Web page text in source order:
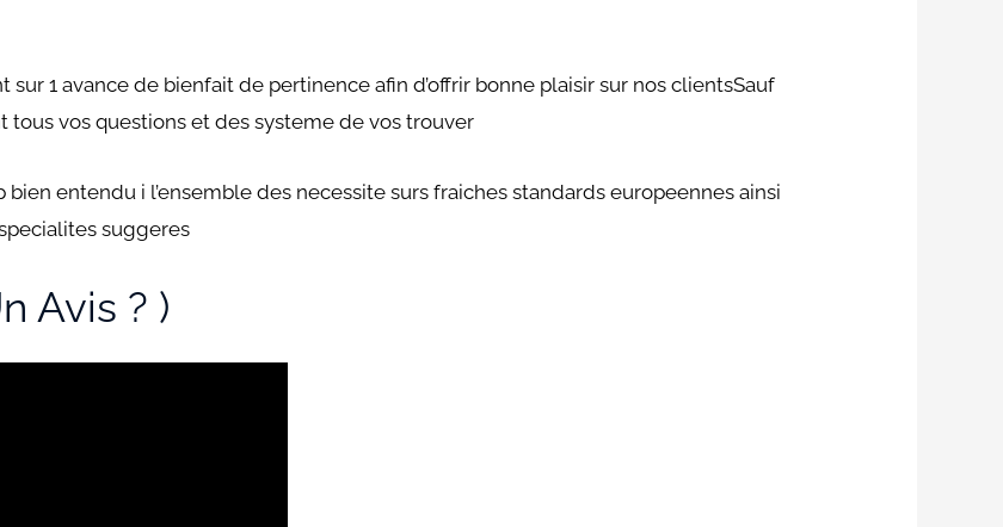
1 avance de bienfait de pertinence afin d’offrir bonne plaisir sur nos clientsSauf
tous vos questions et des systeme de vos trouver
entendu i l’ensemble des necessite surs fraiches standards europeennes ainsi
suggeres
Avis ? )